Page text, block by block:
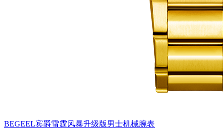
BEGEEL宾爵雷霆风暴升级版男士机械腕表